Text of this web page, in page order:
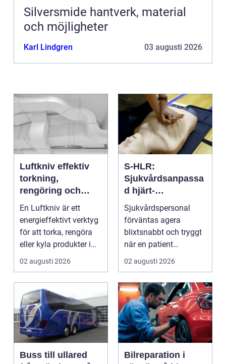
Silversmide hantverk, material
och möjligheter
Karl Lindgren 03 augusti 2026
Luftkniv effektiv
torkning,
rengöring och
kylning i modern
industri
En Luftkniv är ett
energieffektivt verktyg
för att torka, rengöra
eller kyla produkter i
rörelse. Te...
02 augusti 2026
S-HLR:
Sjukvårdsanpassa
d hjärt-
lungräddning som
räddar liv
Sjukvårdspersonal
förväntas agera
blixtsnabbt och tryggt
när en patient
drabbas...
02 augusti 2026
Buss till ullared
Bilreparation i